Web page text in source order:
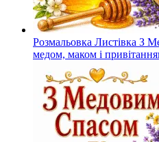
Розмальовка Листівка З
медом, маком і